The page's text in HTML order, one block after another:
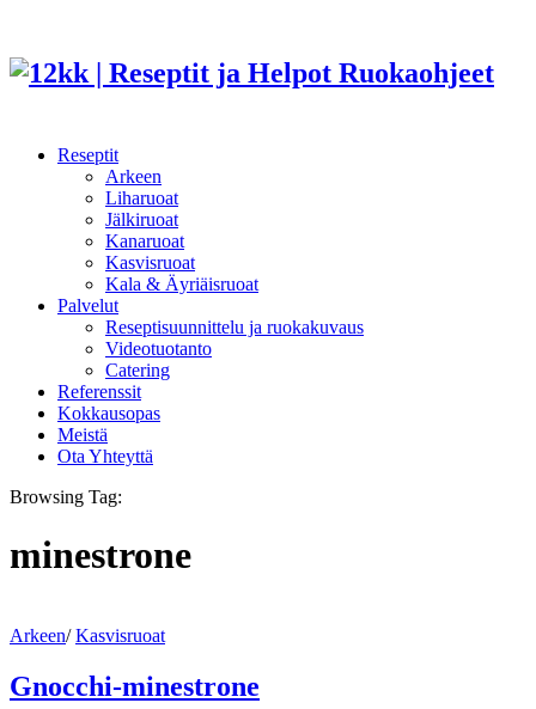
Reseptit
Arkeen
Liharuoat
Jälkiruoat
Kanaruoat
Kasvisruoat
Kala & Äyriäisruoat
Palvelut
Reseptisuunnittelu ja ruokakuvaus
Videotuotanto
Catering
Referenssit
Kokkausopas
Meistä
Ota Yhteyttä
Browsing Tag:
minestrone
Arkeen/ Kasvisruoat
Gnocchi-minestrone